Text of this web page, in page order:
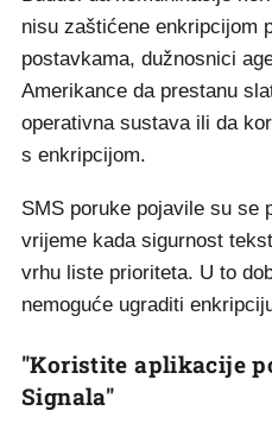
nisu zaštićene enkripcijom
postavkama, dužnosnici
Amerikance da prestanu
operativna sustava ili da
s enkripcijom.
SMS poruke pojavile su se
vrijeme kada sigurnost
vrhu liste prioriteta. U to
nemoguće ugraditi
"Koristite aplikacije
Signala"